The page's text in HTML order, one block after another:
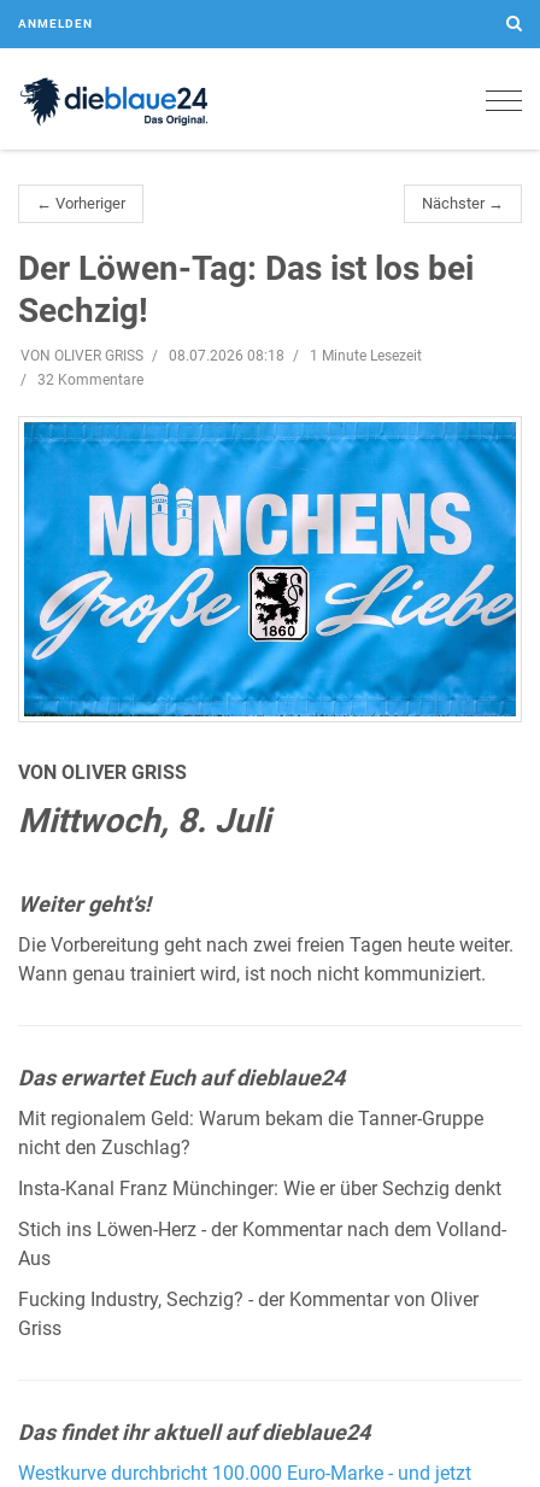
ANMELDEN
← Vorheriger Nächster →
Der Löwen-Tag: Das ist los bei
Sechzig!
VON OLIVER GRISS 08.07.2026 08:18
1 Minute Lesezeit
32 Kommentare
VON OLIVER GRISS
Mittwoch, 8. Juli
Weiter geht’s!
Die Vorbereitung geht nach zwei freien Tagen heute weiter.
Wann genau trainiert wird, ist noch nicht kommuniziert.
Das erwartet Euch auf dieblaue24
Mit regionalem Geld: Warum bekam die Tanner-Gruppe
nicht den Zuschlag?
Insta-Kanal Franz Münchinger: Wie er über Sechzig denkt
Stich ins Löwen-Herz - der Kommentar nach dem Volland-
Aus
Fucking Industry, Sechzig? - der Kommentar von Oliver
Griss
Das findet ihr aktuell auf dieblaue24
Westkurve durchbricht 100.000 Euro-Marke - und jetzt